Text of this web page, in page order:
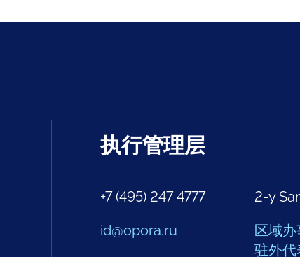
执行管理层
+7 (495) 247 4777
id@opora.ru
2-y
区域办
驻外代